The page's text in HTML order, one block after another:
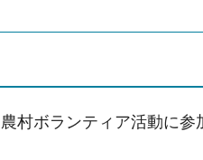
農村ボランティア活動に参